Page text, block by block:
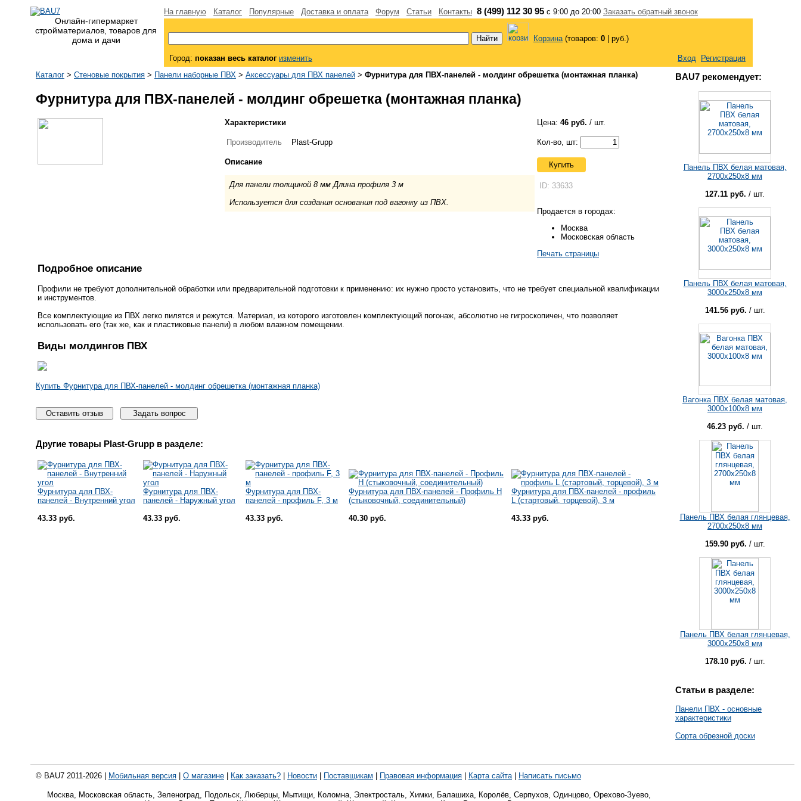
Онлайн-гипермаркет
стройматериалов, товаров для
дома и дачи
На главную Каталог Популярные Доставка и оплата Форум Статьи Контакты 8 (499) 112 30 95 с 9:00 до 20:00 Заказать обратный звонок
Корзина(товаров: 0 руб.)
Город: показан весь каталог изменить Вход
Регистрация
Каталог > Стеновые покрытия > Панели наборные ПВХ > Аксессуары для ПВХ панелей > Фурнитура для ПВХ-панелей - молдинг обрешетка (монтажная планка)
Фурнитура для ПВХ-панелей - молдинг обрешетка (монтажная планка)
Характеристики
Производитель Plast-Grupp
Описание
Для панели толщиной 8 мм Длина профиля 3 м
Используется для создания основания под вагонку из ПВХ.
Цена: 46 руб. / шт.
Кол-во, шт:
Купить
ID: 33633
Продается в городах:
Москва
Московская область
Печать страницы
Подробное описание
Профили не требуют дополнительной обработки или предварительной подготовки к применению: их нужно просто установить, что не требует специальной квалификации
и инструментов.
Все комплектующие из ПВХ легко пилятся и режутся. Материал, из которого изготовлен комплектующий погонаж, абсолютно не гигроскопичен, что позволяет
использовать его (так же, как и пластиковые панели) в любом влажном помещении.
Виды молдингов ПВХ
Купить Фурнитура для ПВХ-панелей - молдинг обрешетка (монтажная планка)
Оставить отзыв Задать вопрос
Другие товары Plast-Grupp в разделе:
Фурнитура для ПВХ-
панелей - Внутренний угол
43.33 руб.
Фурнитура для ПВХ-
панелей - Наружный угол
43.33 руб.
Фурнитура для ПВХ-
панелей - профиль F, 3 м
43.33 руб.
Фурнитура для ПВХ-панелей - Профиль H
(стыковочный, соединительный)
40.30 руб.
Фурнитура для ПВХ-панелей - профиль
L (стартовый, торцевой), 3 м
43.33 руб.
BAU7 рекомендует:
Панель ПВХ белая матовая,
2700x250x8 мм
127.11 руб. / шт.
Панель ПВХ белая матовая,
3000x250x8 мм
141.56 руб. / шт.
Вагонка ПВХ белая матовая,
3000x100x8 мм
46.23 руб. / шт.
Панель ПВХ белая глянцевая,
2700х250х8 мм
159.90 руб. / шт.
Панель ПВХ белая глянцевая,
3000х250х8 мм
178.10 руб. / шт.
Статьи в разделе:
Панели ПВХ - основные
характеристики
Сорта обрезной доски
© BAU7 2011-2026 | Мобильная версия О магазине Как заказать? Новости Поставщикам Правовая информация Карта сайта| Написать письмо
Москва, Московская область, Зеленоград, Подольск, Люберцы, Мытищи, Коломна, Электросталь, Химки, Балашиха, Королёв, Серпухов, Одинцово, Орехово-Зуево,